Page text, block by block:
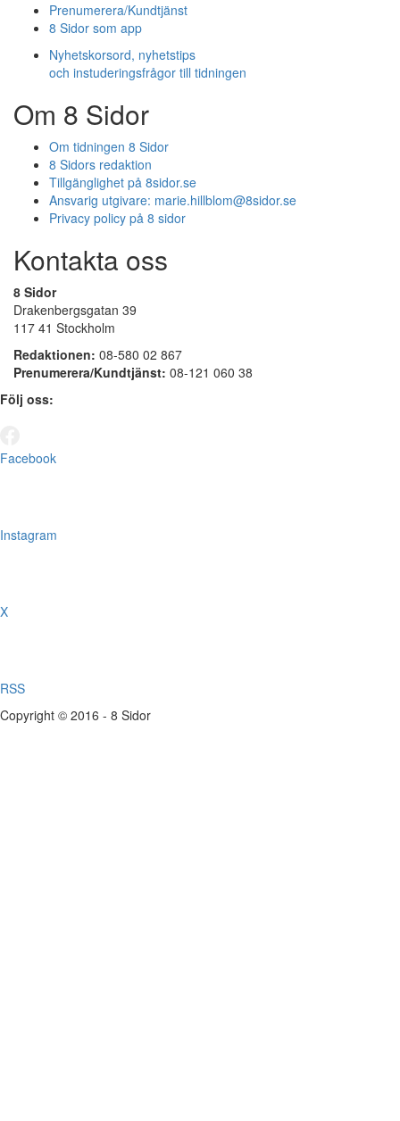
Prenumerera/Kundtjänst
8 Sidor som app
Nyhetskorsord, nyhetstips
och instuderingsfrågor till tidningen
Om 8 Sidor
Om tidningen 8 Sidor
8 Sidors redaktion
Tillgänglighet på 8sidor.se
Ansvarig utgivare: marie.hillblom@8sidor.se
Privacy policy på 8 sidor
Kontakta oss
8 Sidor
Drakenbergsgatan 39
117 41 Stockholm
Redaktionen: 08-580 02 867
Prenumerera/Kundtjänst: 08-121 060 38
Följ oss:
Facebook
Instagram
X
RSS
Copyright © 2016 - 8 Sidor